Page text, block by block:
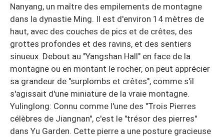
Nanyang, un maître des empilements de montagne
dans la dynastie Ming. Il est d'environ 14 mètres de
haut, avec des couches de pics et de crêtes, des
grottes profondes et des ravins, et des sentiers
sinueux. Debout au "Yangshan Hall" en face de la
montagne ou en montant le rocher, on peut apprécier
sa grandeur de "surplombs et crêtes", comme s'il
s'agissait d'une miniature de la vraie montagne.
Yulinglong: Connu comme l'une des "Trois Pierres
célèbres de Jiangnan", c'est le "trésor des pierres"
dans Yu Garden. Cette pierre a une posture gracieuse